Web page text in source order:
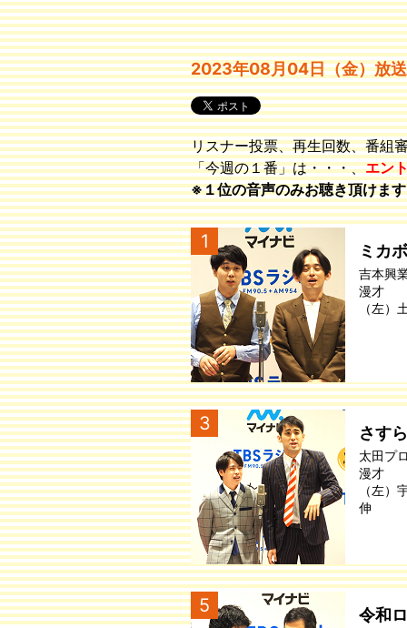
2023年08月04日（金）放送
リスナー投票、再生回数、番組
「今週の１番」は・・・、エン
※１位の音声のみお聴き頂けます
1 ミカボ
吉本興
漫才
（左
3 さす
太田プ
漫才
（左
伸
5 令和